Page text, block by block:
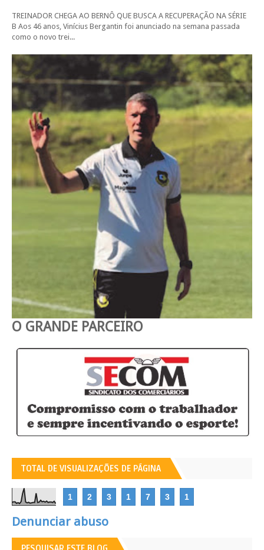
TREINADOR CHEGA AO BERNÔ QUE BUSCA A RECUPERAÇÃO NA SÉRIE
B Aos 46 anos, Vinícius Bergantin foi anunciado na semana passada
como o novo trei...
O GRANDE PARCEIRO
TOTAL DE VISUALIZAÇÕES DE PÁGINA
1 2 3 1 7 3 1
Denunciar abuso